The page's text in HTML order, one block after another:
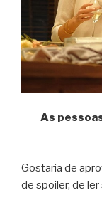
As
Gostaria de
de spoiler, de